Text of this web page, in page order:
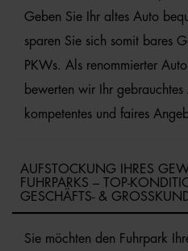
Geben Sie Ihr altes Auto
sparen Sie sich somit bares
PKWs. Als renommierter
bewerten wir Ihr
kompetentes und faires
AUFSTOCKUNG IHRES
FUHRPARKS – TOP-
GESCHÄFTS- &
Sie möchten den Fuhrpark